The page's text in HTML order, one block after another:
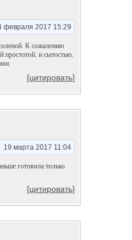
февраля 2017 15:29
К сожалению
простотой. и сытостью.
[цитировать]
19 марта 2017 11:04
готовила только
[цитировать]